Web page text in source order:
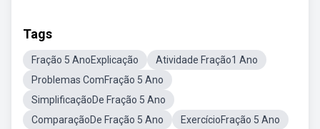
Tags
Fração 5 AnoExplicação
Atividade Fração1 Ano
Problemas ComFração 5 Ano
SimplificaçãoDe Fração 5 Ano
ComparaçãoDe Fração 5 Ano
ExercícioFração 5 Ano